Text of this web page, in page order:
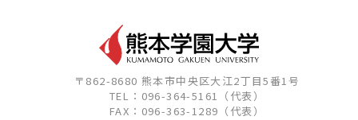
〒862-8680 熊本市中央区大江2丁目5番1号
TEL：096-364-5161（代表）
FAX：096-363-1289（代表）